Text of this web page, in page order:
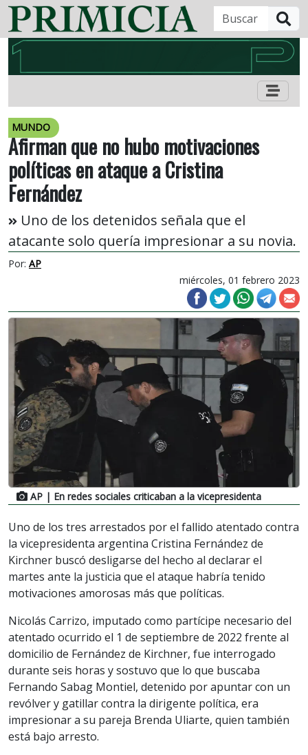
MUNDO
Afirman que no hubo motivaciones
políticas en ataque a Cristina
Fernández
Uno de los detenidos señala que el
atacante solo quería impresionar a su novia.
Por: AP
miércoles, 01 febrero 2023
AP | En redes sociales criticaban a la vicepresidenta
Uno de los tres arrestados por el fallido atentado contra
la vicepresidenta argentina Cristina Fernández de
Kirchner buscó desligarse del hecho al declarar el
martes ante la justicia que el ataque habría tenido
motivaciones amorosas más que políticas.
Nicolás Carrizo, imputado como partícipe necesario del
atentado ocurrido el 1 de septiembre de 2022 frente al
domicilio de Fernández de Kirchner, fue interrogado
durante seis horas y sostuvo que lo que buscaba
Fernando Sabag Montiel, detenido por apuntar con un
revólver y gatillar contra la dirigente política, era
impresionar a su pareja Brenda Uliarte, quien también
está bajo arresto.